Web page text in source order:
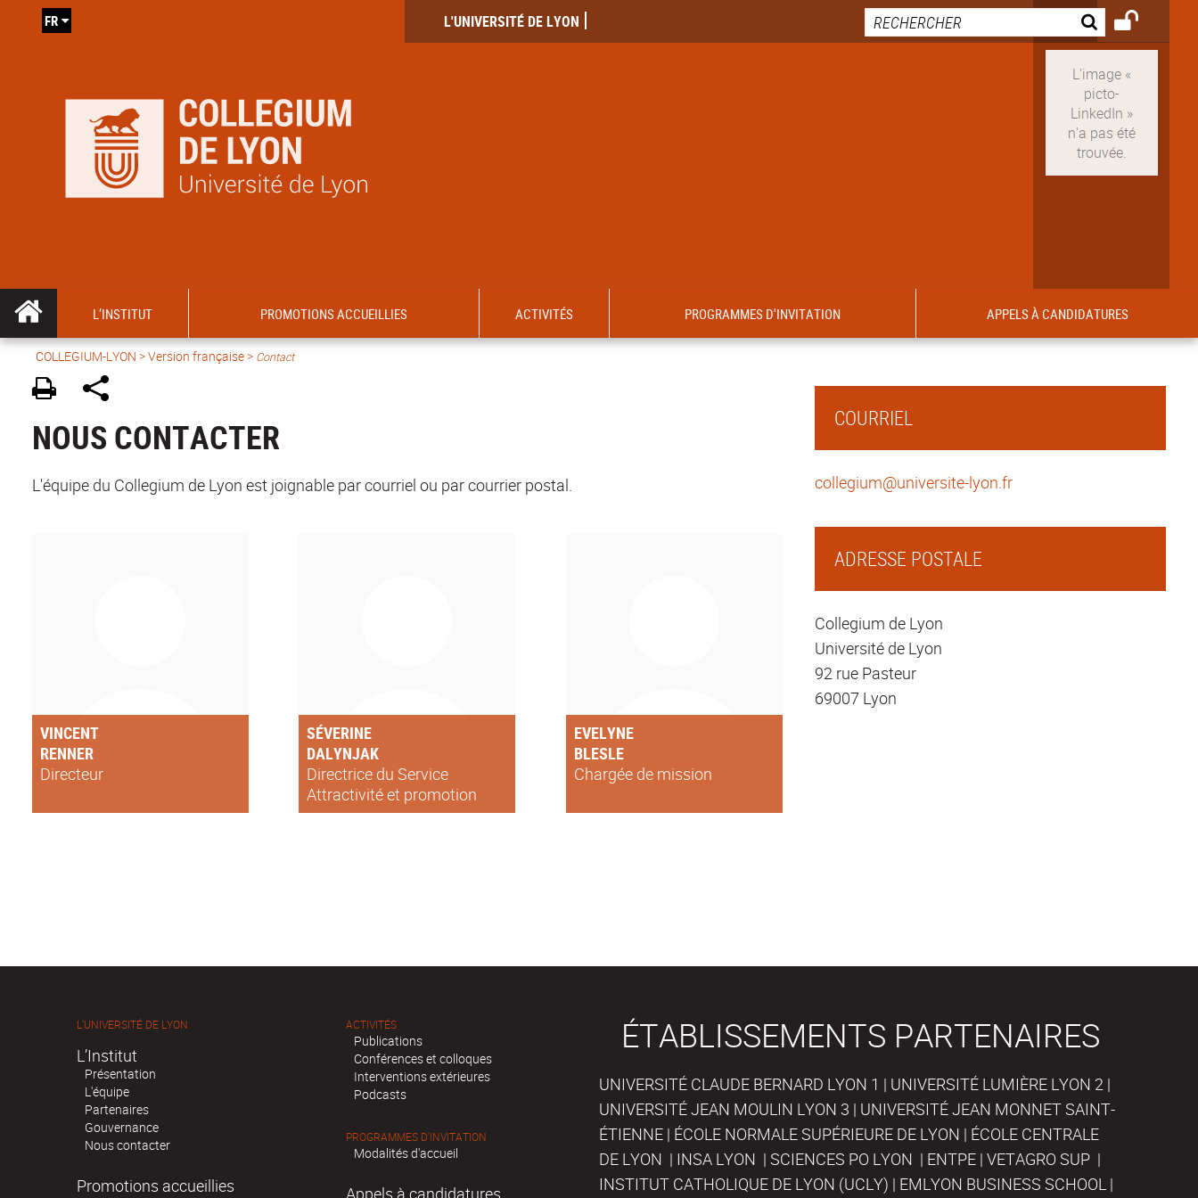
L'UNIVERSITÉ DE LYON
FR
L’INSTITUT PROMOTIONS ACCUEILLIES ACTIVITÉS PROGRAMMES D'INVITATION APPELS À CANDIDATURES
COLLEGIUM-LYON >Version française> Contact
NOUS CONTACTER
L'équipe du Collegium de Lyon est joignable par courriel ou par courrier postal.
VINCENT
RENNER
Directeur
SÉVERINE
DALYNJAK
Directrice du Service
Attractivité et promotion
internationale de l’Université
EVELYNE
BLESLE
Chargée de mission
COURRIEL
collegium@universite-lyon.fr
ADRESSE POSTALE
Collegium de Lyon
Université de Lyon
92 rue Pasteur
69007 Lyon
L'UNIVERSITÉ DE LYON
L’Institut
Présentation
L'équipe
Partenaires
Gouvernance
Nous contacter
Promotions accueillies
ACTIVITÉS
Publications
Conférences et colloques
Interventions extérieures
Podcasts
PROGRAMMES D'INVITATION
Modalités d'accueil
Appels à candidatures
ÉTABLISSEMENTS PARTENAIRES
UNIVERSITÉ CLAUDE BERNARD LYON 1 | UNIVERSITÉ LUMIÈRE LYON 2 |
UNIVERSITÉ JEAN MOULIN LYON 3 | UNIVERSITÉ JEAN MONNET SAINT-
ÉTIENNE | ÉCOLE NORMALE SUPÉRIEURE DE LYON | ÉCOLE CENTRALE
DE LYON | INSA LYON | SCIENCES PO LYON | ENTPE | VETAGRO SUP |
INSTITUT CATHOLIQUE DE LYON (UCLY) | EMLYON BUSINESS SCHOOL |